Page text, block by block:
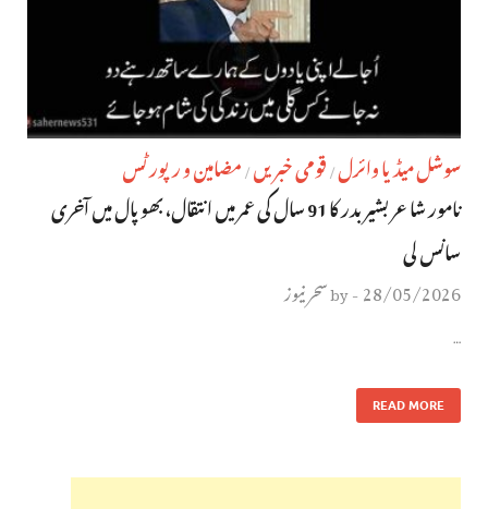
سوشل میڈیا وائرل / قومی خبریں / مضامین و رپورٹس
نامور شاعر بشیر بدر کا 91 سال کی عمر میں انتقال، بھوپال میں آخری
سانس لی
28/05/2026
-
byسحر نیوز
…
READ MORE